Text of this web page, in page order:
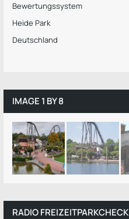
Bewertungssystem
Heide Park
Deutschland
IMAGE 1 BY 8
RADIO FREIZEITPARKCHECK